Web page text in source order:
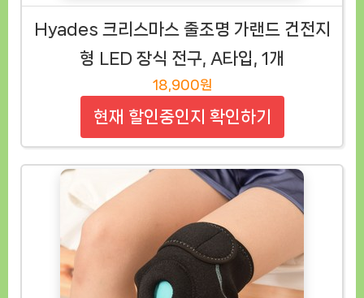
Hyades 크리스마스 줄조명 가랜드 건전지
형 LED 장식 전구, A타입, 1개
18,900원
현재 할인중인지 확인하기